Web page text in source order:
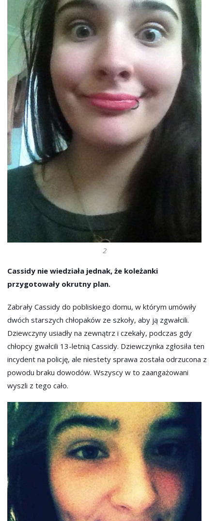
2
Cassidy nie wiedziała jednak, że koleżanki
przygotowały okrutny plan.
Zabrały Cassidy do pobliskiego domu, w którym umówiły
dwóch starszych chłopaków ze szkoły, aby ją zgwałcili.
Dziewczyny usiadły na zewnątrz i czekały, podczas gdy
chłopcy gwałcili 13-letnią Cassidy. Dziewczynka zgłosiła ten
incydent na policję, ale niestety sprawa została odrzucona z
powodu braku dowodów. Wszyscy w to zaangażowani
wyszli z tego cało.